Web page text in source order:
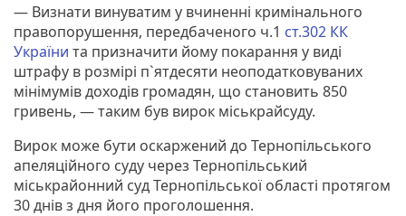
— Визнати винуватим у вчиненні кримінального
правопорушення, передбаченого ч.1 ст.302 КК
України та призначити йому покарання у виді
штрафу в розмірі п`ятдесяти неоподатковуваних
мінімумів доходів громадян, що становить 850
гривень, — таким був вирок міськрайсуду.
Вирок може бути оскаржений до Тернопільського
апеляційного суду через Тернопільський
міськрайонний суд Тернопільської області протягом
30 днів з дня його проголошення.